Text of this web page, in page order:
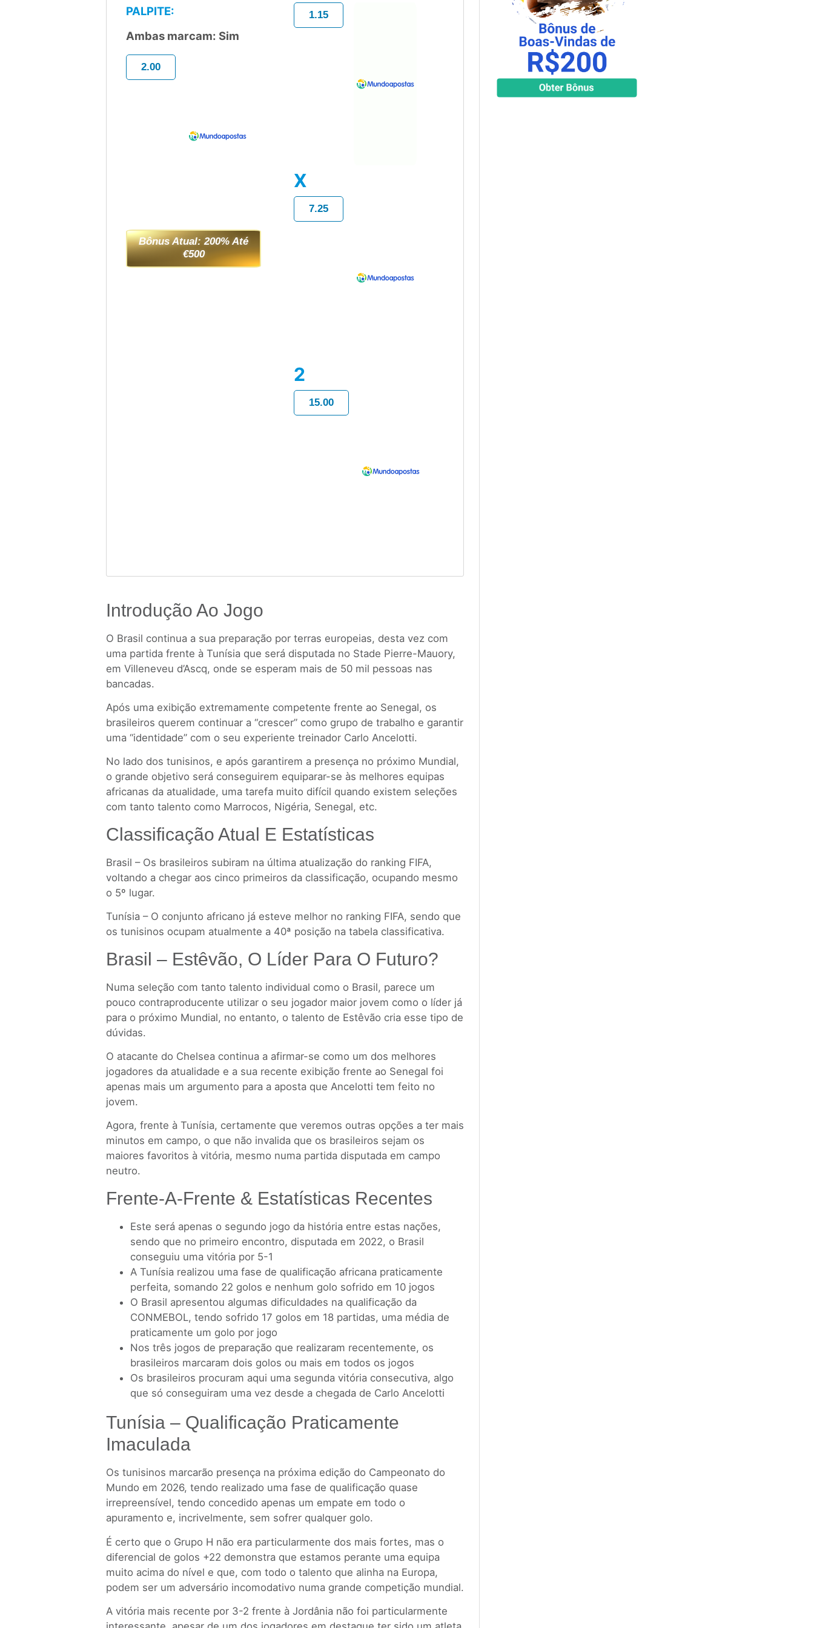
PALPITE:
Ambas marcam: Sim
2.00
Bônus Atual: 200% Até
€500
1.15
X
7.25
2
15.00
Introdução Ao Jogo
O Brasil continua a sua preparação por terras europeias, desta vez com
uma partida frente à Tunísia que será disputada no Stade Pierre-Mauory,
em Villeneveu d’Ascq, onde se esperam mais de 50 mil pessoas nas
bancadas.
Após uma exibição extremamente competente frente ao Senegal, os
brasileiros querem continuar a “crescer” como grupo de trabalho e garantir
uma “identidade” com o seu experiente treinador Carlo Ancelotti.
No lado dos tunisinos, e após garantirem a presença no próximo Mundial,
o grande objetivo será conseguirem equiparar-se às melhores equipas
africanas da atualidade, uma tarefa muito difícil quando existem seleções
com tanto talento como Marrocos, Nigéria, Senegal, etc.
Classificação Atual E Estatísticas
Brasil – Os brasileiros subiram na última atualização do ranking FIFA,
voltando a chegar aos cinco primeiros da classificação, ocupando mesmo
o 5º lugar.
Tunísia – O conjunto africano já esteve melhor no ranking FIFA, sendo que
os tunisinos ocupam atualmente a 40ª posição na tabela classificativa.
Brasil – Estêvão, O Líder Para O Futuro?
Numa seleção com tanto talento individual como o Brasil, parece um
pouco contraproducente utilizar o seu jogador maior jovem como o líder já
para o próximo Mundial, no entanto, o talento de Estêvão cria esse tipo de
dúvidas.
O atacante do Chelsea continua a afirmar-se como um dos melhores
jogadores da atualidade e a sua recente exibição frente ao Senegal foi
apenas mais um argumento para a aposta que Ancelotti tem feito no
jovem.
Agora, frente à Tunísia, certamente que veremos outras opções a ter mais
minutos em campo, o que não invalida que os brasileiros sejam os
maiores favoritos à vitória, mesmo numa partida disputada em campo
neutro.
Frente-A-Frente & Estatísticas Recentes
Este será apenas o segundo jogo da história entre estas nações,
sendo que no primeiro encontro, disputada em 2022, o Brasil
conseguiu uma vitória por 5-1
A Tunísia realizou uma fase de qualificação africana praticamente
perfeita, somando 22 golos e nenhum golo sofrido em 10 jogos
O Brasil apresentou algumas dificuldades na qualificação da
CONMEBOL, tendo sofrido 17 golos em 18 partidas, uma média de
praticamente um golo por jogo
Nos três jogos de preparação que realizaram recentemente, os
brasileiros marcaram dois golos ou mais em todos os jogos
Os brasileiros procuram aqui uma segunda vitória consecutiva, algo
que só conseguiram uma vez desde a chegada de Carlo Ancelotti
Tunísia – Qualificação Praticamente
Imaculada
Os tunisinos marcarão presença na próxima edição do Campeonato do
Mundo em 2026, tendo realizado uma fase de qualificação quase
irrepreensível, tendo concedido apenas um empate em todo o
apuramento e, incrivelmente, sem sofrer qualquer golo.
É certo que o Grupo H não era particularmente dos mais fortes, mas o
diferencial de golos +22 demonstra que estamos perante uma equipa
muito acima do nível e que, com todo o talento que alinha na Europa,
podem ser um adversário incomodativo numa grande competição mundial.
A vitória mais recente por 3-2 frente à Jordânia não foi particularmente